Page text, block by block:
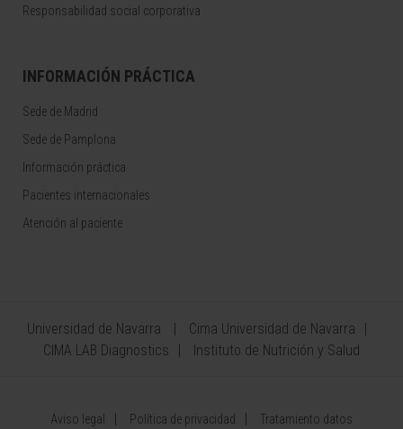
Responsabilidad social corporativa
INFORMACIÓN PRÁCTICA
Sede de Madrid
Sede de Pamplona
Información práctica
Pacientes internacionales
Atención al paciente
Universidad de Navarra
Cima Universidad de Navarra
CIMA LAB Diagnostics
Instituto de Nutrición y Salud
Aviso legal Política de privacidad Tratamiento datos